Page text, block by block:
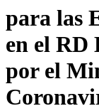
para las
en el RD
por el